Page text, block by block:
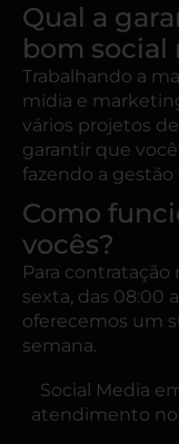
Qual a
bom social
Trabalhando a
midia e
vários projetos
garantir que
fazendo a gestão
Como
vocês?
Para
sexta, das 08:00
oferecemos um
semana.
Social Media
atendimento no